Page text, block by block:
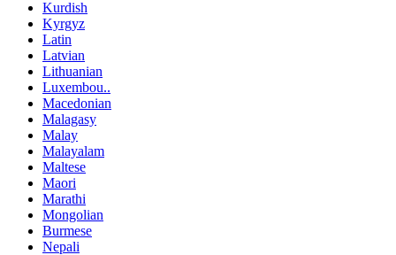
Kurdish
Kyrgyz
Latin
Latvian
Lithuanian
Luxembou..
Macedonian
Malagasy
Malay
Malayalam
Maltese
Maori
Marathi
Mongolian
Burmese
Nepali